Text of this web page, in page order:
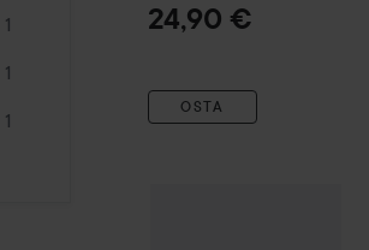
1
1
1
24,90 €
OSTA